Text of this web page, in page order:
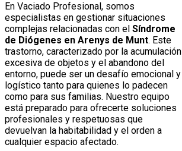
En Vaciado Profesional, somos
especialistas en gestionar situaciones
complejas relacionadas con el Síndrome
de Diógenes en Arenys de Munt. Este
trastorno, caracterizado por la acumulación
excesiva de objetos y el abandono del
entorno, puede ser un desafío emocional y
logístico tanto para quienes lo padecen
como para sus familias. Nuestro equipo
está preparado para ofrecerte soluciones
profesionales y respetuosas que
devuelvan la habitabilidad y el orden a
cualquier espacio afectado.